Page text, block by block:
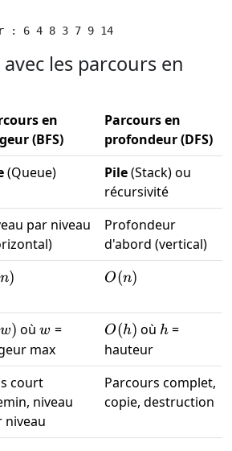
: 6 4 8 3 7 9 14
les parcours en
en
(BFS)
Parcours en
profondeur (DFS)
(Queue) Pile(Stack) ou
récursivité
par niveau
Profondeur
d'abord (vertical)
n) O(n)
O(n)
w) oùw
w =
max
O(h)
O(h) où h
h=
hauteur
court
niveau
niveau
Parcours complet,
copie, destruction